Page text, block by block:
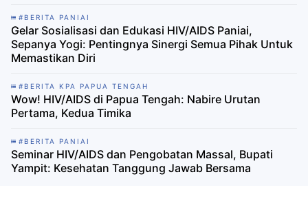
#BERITA PANIAI
Gelar Sosialisasi dan Edukasi HIV/AIDS Paniai,
Sepanya Yogi: Pentingnya Sinergi Semua Pihak Untuk
Memastikan Diri
#BERITA KPA PAPUA TENGAH
Wow! HIV/AIDS di Papua Tengah: Nabire Urutan
Pertama, Kedua Timika
#BERITA PANIAI
Seminar HIV/AIDS dan Pengobatan Massal, Bupati
Yampit: Kesehatan Tanggung Jawab Bersama